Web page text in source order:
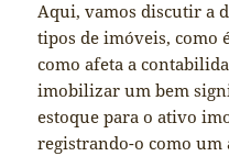
Aqui, vamos discutir a
tipos de imóveis, como
como afeta a
imobilizar um bem
estoque para o ativo
registrando-o como um